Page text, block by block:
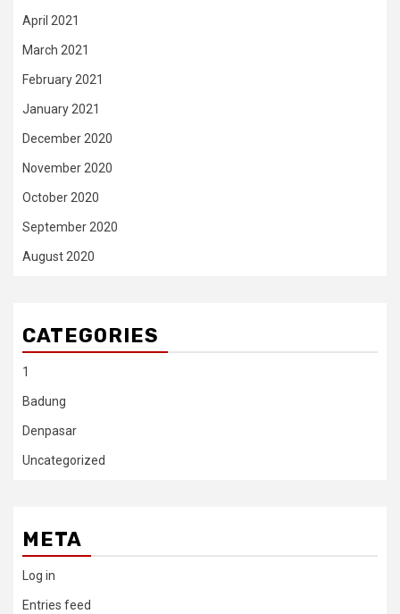
April 2021
March 2021
February 2021
January 2021
December 2020
November 2020
October 2020
September 2020
August 2020
CATEGORIES
1
Badung
Denpasar
Uncategorized
META
Log in
Entries feed